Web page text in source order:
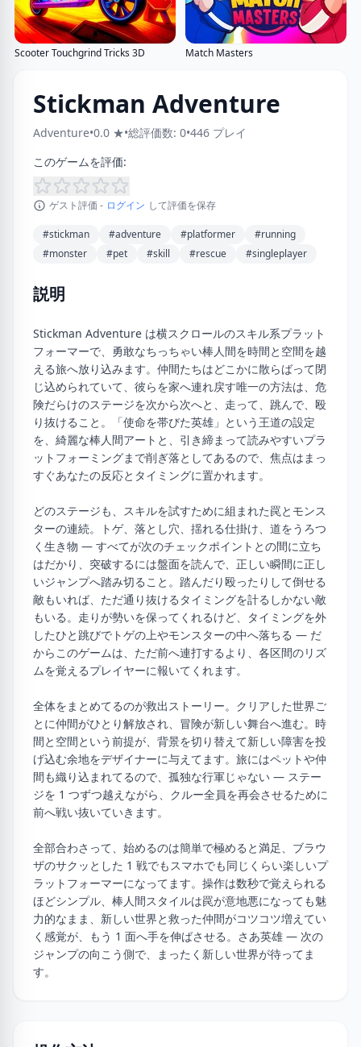
Scooter Touchgrind Tricks 3D Match Masters
Stickman Adventure
Adventure•0.0 ★•総評価数: 0•446 プレイ
このゲームを評価:
ゲスト評価 - ログイン して評価を保存
#stickman #adventure #platformer
#running
#monster
#pet #skill #rescue #singleplayer
説明
Stickman Adventure は横スクロールのスキル系プラット
フォーマーで、勇敢なちっちゃい棒人間を時間と空間を越
える旅へ放り込みます。仲間たちはどこかに散らばって閉
じ込められていて、彼らを家へ連れ戻す唯一の方法は、危
険だらけのステージを次から次へと、走って、跳んで、殴
り抜けること。「使命を帯びた英雄」という王道の設定
を、綺麗な棒人間アートと、引き締まって読みやすいプラ
ットフォーミングまで削ぎ落としてあるので、焦点はまっ
すぐあなたの反応とタイミングに置かれます。
どのステージも、スキルを試すために組まれた罠とモンス
ターの連続。トゲ、落とし穴、揺れる仕掛け、道をうろつ
く生き物 — すべてが次のチェックポイントとの間に立ち
はだかり、突破するには盤面を読んで、正しい瞬間に正し
いジャンプへ踏み切ること。踏んだり殴ったりして倒せる
敵もいれば、ただ通り抜けるタイミングを計るしかない敵
もいる。走りが勢いを保ってくれるけど、タイミングを外
したひと跳びでトゲの上やモンスターの中へ落ちる — だ
からこのゲームは、ただ前へ連打するより、各区間のリズ
ムを覚えるプレイヤーに報いてくれます。
全体をまとめてるのが救出ストーリー。クリアした世界ご
とに仲間がひとり解放され、冒険が新しい舞台へ進む。時
間と空間という前提が、背景を切り替えて新しい障害を投
げ込む余地をデザイナーに与えてます。旅にはペットや仲
間も織り込まれてるので、孤独な行軍じゃない — ステー
ジを 1 つずつ越えながら、クルー全員を再会させるために
前へ戦い抜いていきます。
全部合わさって、始めるのは簡単で極めると満足、ブラウ
ザのサクッとした 1 戦でもスマホでも同じくらい楽しいプ
ラットフォーマーになってます。操作は数秒で覚えられる
ほどシンプル、棒人間スタイルは罠が意地悪になっても魅
力的なまま、新しい世界と救った仲間がコツコツ増えてい
く感覚が、もう 1 面へ手を伸ばさせる。さあ英雄 — 次の
ジャンプの向こう側で、まったく新しい世界が待ってま
す。